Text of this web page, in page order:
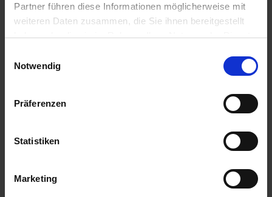
Partner führen diese Informationen möglicherweise mit
weiteren Daten zusammen, die Sie ihnen bereitgestellt
haben oder die sie im Rahmen Ihrer Nutzung der Dienste
Notwendig
Präferenzen
Statistiken
Marketing
21.06.2026 - Sonntag
Melk / Österreich
12.00 Uhr
22.06.2026 - Montag
18.00 Uhr
Wien / Österreich
Ausschiffung erfolgt nach dem Frühstück.